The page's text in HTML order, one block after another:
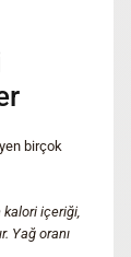
birçok
kalori içeriği,
Yağ oranı